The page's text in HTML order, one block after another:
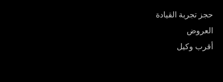
حجز تجربة القيادة
العروض
أقرب وكيل